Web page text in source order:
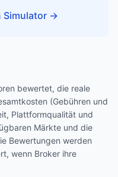
Simulator →
bewertet, die reale
(Gebühren und
Plattformqualität und
Märkte und die
Bewertungen werden
wenn Broker ihre